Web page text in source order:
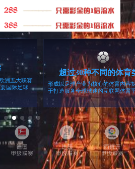
火爆 顾客:余额用完不再去江苏3
顾客:余额用完不再去
火爆 顾客:余额用完不再去江苏3
客:余额用完不再去